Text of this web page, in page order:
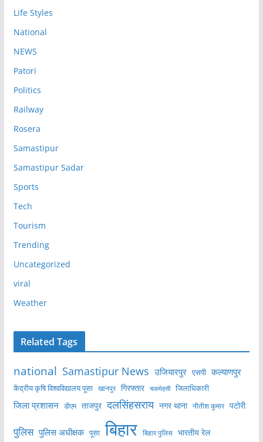
Life Styles
National
NEWS
Patori
Politics
Railway
Rosera
Samastipur
Samastipur Sadar
Sports
Tech
Tourism
Trending
Uncategorized
viral
Weather
Related Tags
national Samastipur News उजियारपुर एसपी कल्याणपुर
केंद्रीय कृषि विश्वविद्यालय पूसा खानपुर गिरफ्तार चकमेहसी जिलाधिकारी
जिला प्रशासन डीएम ताजपुर दलसिंहसराय नगर थाना नीतीश कुमार पटोरी
पुलिस पुलिस अधीक्षक पूसा बिहार बिहार पुलिस भारतीय रेल